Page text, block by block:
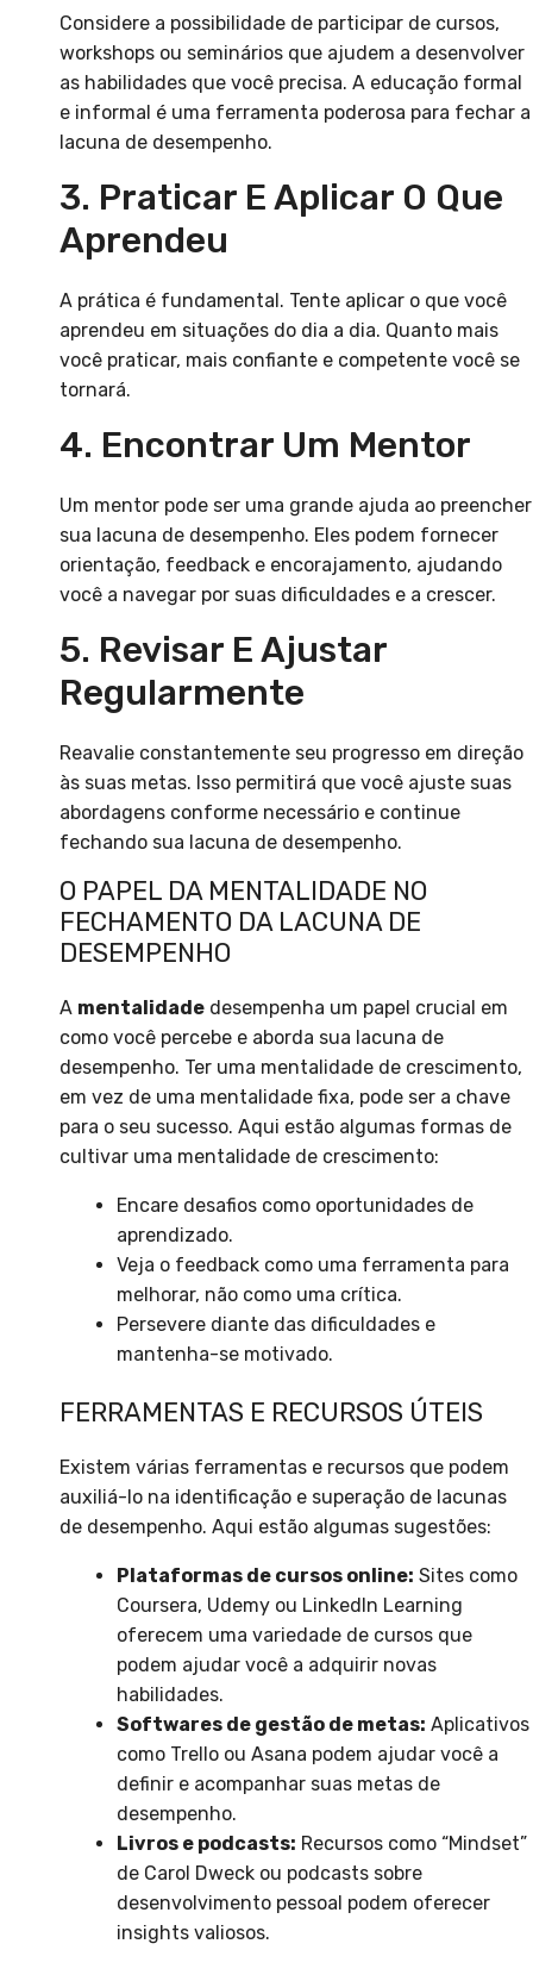
Considere a possibilidade de participar de cursos,
workshops ou seminários que ajudem a desenvolver
as habilidades que você precisa. A educação formal
e informal é uma ferramenta poderosa para fechar a
lacuna de desempenho.
3. Praticar E Aplicar O Que
Aprendeu
A prática é fundamental. Tente aplicar o que você
aprendeu em situações do dia a dia. Quanto mais
você praticar, mais confiante e competente você se
tornará.
4. Encontrar Um Mentor
Um mentor pode ser uma grande ajuda ao preencher
sua lacuna de desempenho. Eles podem fornecer
orientação, feedback e encorajamento, ajudando
você a navegar por suas dificuldades e a crescer.
5. Revisar E Ajustar
Regularmente
Reavalie constantemente seu progresso em direção
às suas metas. Isso permitirá que você ajuste suas
abordagens conforme necessário e continue
fechando sua lacuna de desempenho.
O PAPEL DA MENTALIDADE NO
FECHAMENTO DA LACUNA DE
DESEMPENHO
A mentalidade desempenha um papel crucial em
como você percebe e aborda sua lacuna de
desempenho. Ter uma mentalidade de crescimento,
em vez de uma mentalidade fixa, pode ser a chave
para o seu sucesso. Aqui estão algumas formas de
cultivar uma mentalidade de crescimento:
Encare desafios como oportunidades de
aprendizado.
Veja o feedback como uma ferramenta para
melhorar, não como uma crítica.
Persevere diante das dificuldades e
mantenha-se motivado.
FERRAMENTAS E RECURSOS ÚTEIS
Existem várias ferramentas e recursos que podem
auxiliá-lo na identificação e superação de lacunas
de desempenho. Aqui estão algumas sugestões:
Plataformas de cursos online: Sites como
Coursera, Udemy ou LinkedIn Learning
oferecem uma variedade de cursos que
podem ajudar você a adquirir novas
habilidades.
Softwares de gestão de metas: Aplicativos
como Trello ou Asana podem ajudar você a
definir e acompanhar suas metas de
desempenho.
Livros e podcasts: Recursos como “Mindset”
de Carol Dweck ou podcasts sobre
desenvolvimento pessoal podem oferecer
insights valiosos.